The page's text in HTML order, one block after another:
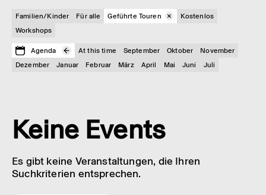
Familien/Kinder Für alle Geführte Touren
Kostenlos
Workshops
Agenda At this time September Oktober
November
Dezember
Januar Februar März April Mai Juni Juli
Keine Events
Es gibt keine Veranstaltungen, die Ihren
Suchkriterien entsprechen.